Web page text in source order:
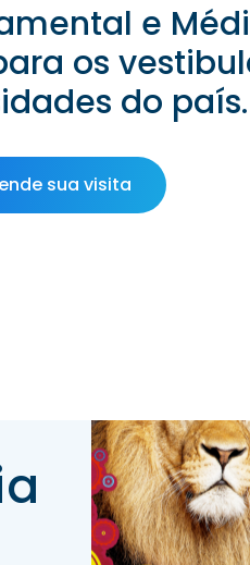
e
os
do país.
sua visita